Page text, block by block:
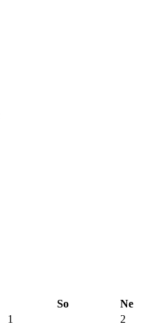
So
Ne
1 2